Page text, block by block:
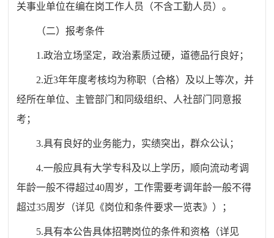
关事业单位在编在岗工作人员（不含工勤人员）。
（二）报考条件
1.政治立场坚定，政治素质过硬，道德品行良好；
2.近3年年度考核均为称职（合格）及以上等次，并
经所在单位、主管部门和同级组织、人社部门同意报
考；
3.具有良好的业务能力，实绩突出，群众公认；
4.一般应具有大学专科及以上学历，顺向流动考调
年龄一般不得超过40周岁，工作需要考调年龄一般不得
超过35周岁（详见《岗位和条件要求一览表》）；
5.具有本公告具体招聘岗位的条件和资格（详见